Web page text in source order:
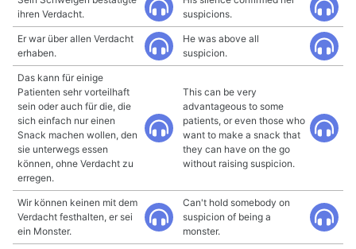
ihren Verdacht.
suspicions.
Er war über allen Verdacht
erhaben.
He was above all
suspicion.
Das kann für einige
Patienten sehr vorteilhaft
sein oder auch für die, die
sich einfach nur einen
Snack machen wollen, den
sie unterwegs essen
können, ohne Verdacht zu
erregen.
This can be very
advantageous to some
patients, or even those who
want to make a snack that
they can have on the go
without raising suspicion.
Wir können keinen mit dem
Verdacht festhalten, er sei
ein Monster.
Can't hold somebody on
suspicion of being a
monster.